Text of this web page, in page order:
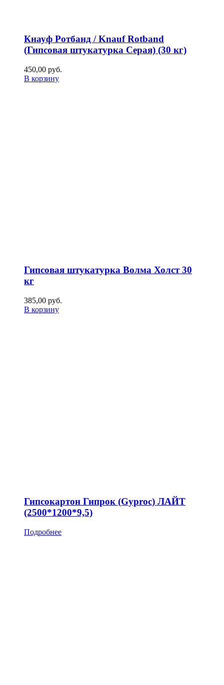
Кнауф Ротбанд / Knauf Rotband
(Гипсовая штукатурка Серая) (30 кг)
450,00 руб.
В корзину
Гипсовая штукатурка Волма Холст 30
кг
385,00 руб.
В корзину
Гипсокартон Гипрок (Gyproc) ЛАЙТ
(2500*1200*9,5)
Подробнее